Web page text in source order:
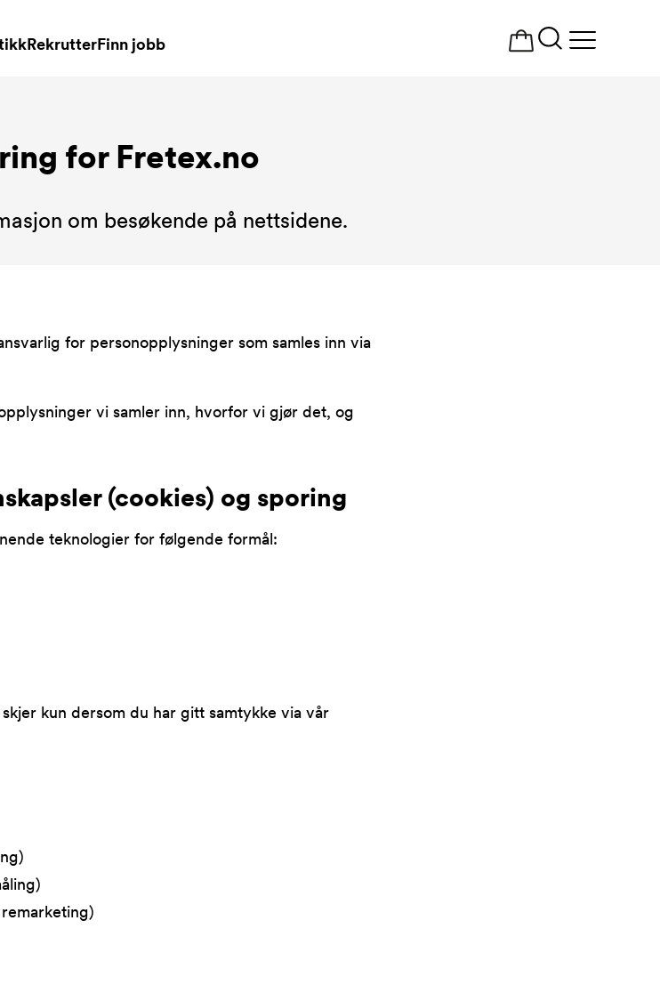
RekrutterFinn jobb
Åpne
for Fretex.no
om besøkende på nettsidene.
for personopplysninger som samles inn via
vi samler inn, hvorfor vi gjør det, og
(cookies) og sporing
teknologier for følgende formål:
kun dersom du har gitt samtykke via vår